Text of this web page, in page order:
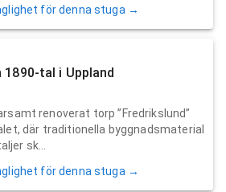
för denna stuga →
tal i Uppland
renoverat torp ”Fredrikslund”
där traditionella byggnadsmaterial
sk...
för denna stuga →